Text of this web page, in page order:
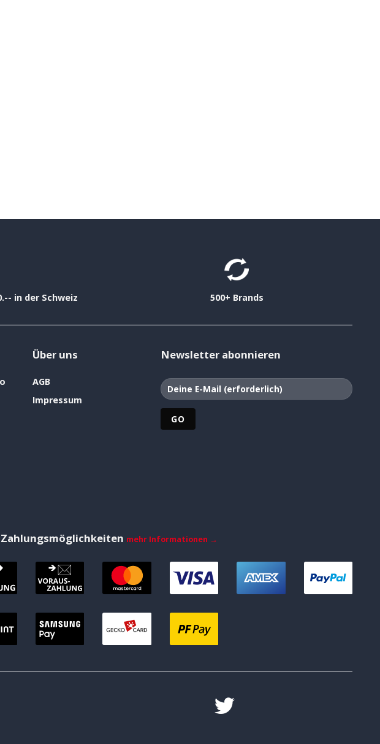
in der Schweiz 500+ Brands
Über uns
AGB
Impressum
Newsletter abonnieren
Zahlungsmöglichkeiten mehr Informationen →